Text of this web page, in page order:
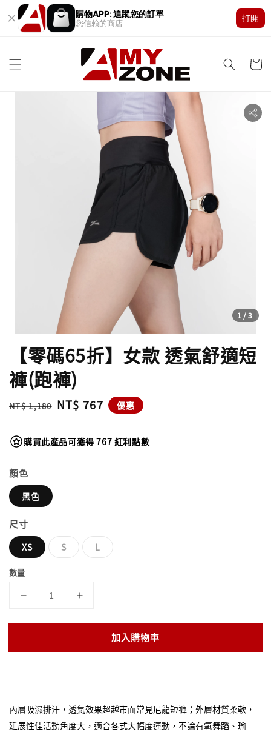
購物APP: 追蹤您的訂單
您信賴的商店
打開
1/3
【零碼65折】女款 透氣舒適短
褲(跑褲)
Regular
NT$ 1,180 Sale
NT$ 767 優惠
購買此產品可獲得 767 紅利點數
顏色
黑色
尺寸
XS S L
數量
加入購物車
內層吸濕排汗，透氣效果超越市面常見尼龍短褲；外層材質柔軟，
延展性佳活動角度大，適合各式大幅度運動，不論有氧舞蹈、瑜